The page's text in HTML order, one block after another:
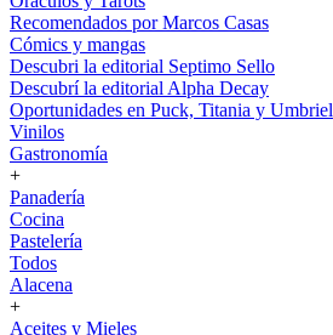
Recomendados por Marcos Casas
Cómics y mangas
Descubri la editorial Septimo Sello
Descubrí la editorial Alpha Decay
Oportunidades en Puck, Titania y Umbriel
Vinilos
Gastronomía
+
Panadería
Cocina
Pastelería
Todos
Alacena
+
Aceites y Mieles